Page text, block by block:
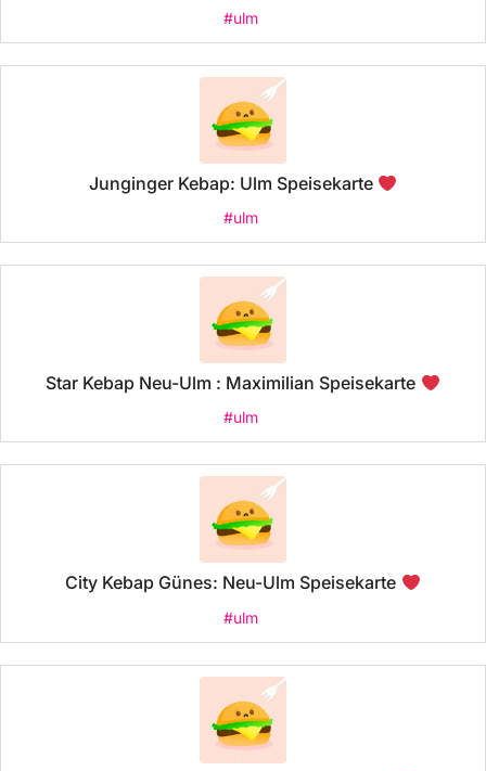
#ulm
Junginger Kebap: Ulm Speisekarte
#ulm
Star Kebap Neu-Ulm : Maximilian Speisekarte
#ulm
City Kebap Günes: Neu-Ulm Speisekarte
#ulm